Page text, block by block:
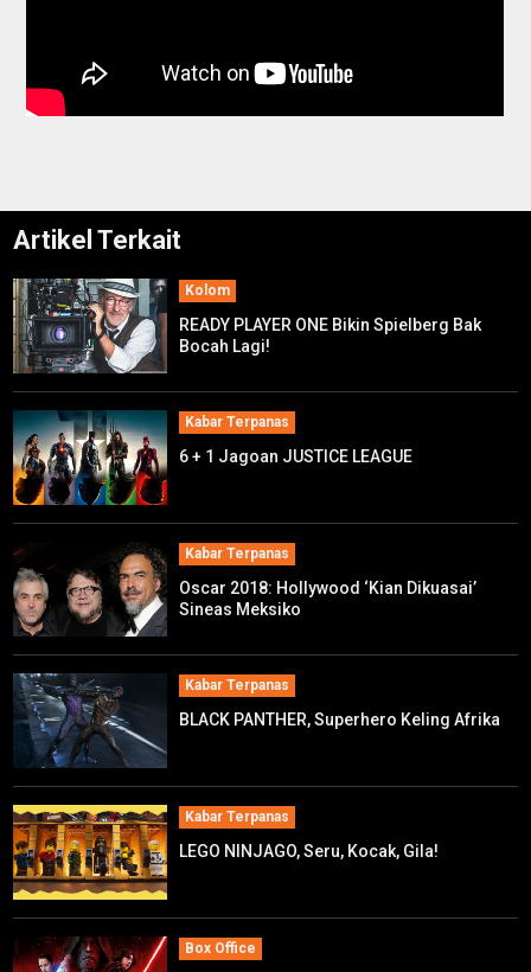
Artikel Terkait
Kolom
READY PLAYER ONE Bikin Spielberg Bak
Bocah Lagi!
Kabar Terpanas
6 + 1 Jagoan JUSTICE LEAGUE
Kabar Terpanas
Oscar 2018: Hollywood ‘Kian Dikuasai’
Sineas Meksiko
Kabar Terpanas
BLACK PANTHER, Superhero Keling Afrika
Kabar Terpanas
LEGO NINJAGO, Seru, Kocak, Gila!
Box Office